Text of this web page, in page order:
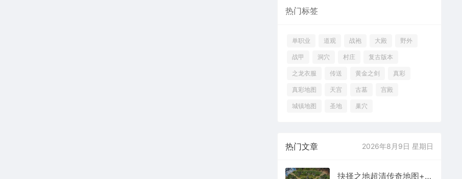
热门标签
单职业 道观 战袍 大殿 野外
战甲 洞穴 村庄 复古版本
之龙衣服 传送 黄金之剑 真彩
真彩地图 天宫 古墓 宫殿
城镇地图 圣地 巢穴
热门文章 2026年8月9日 星期日
抉择之地超清传奇地图+工具202511165